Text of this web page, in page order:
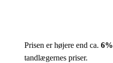
Prisen er højere end ca. 6%
tandlægernes priser.